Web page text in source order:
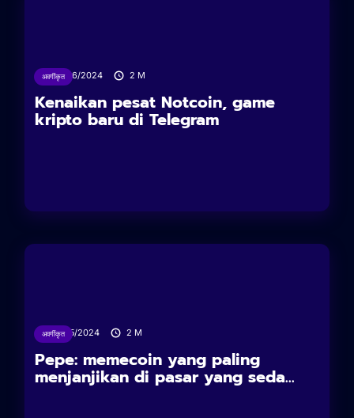
अवर्गीकृत07/06/2024 2 M
Kenaikan pesat Notcoin, game
kripto baru di Telegram
अवर्गीकृत17/05/2024 2 M
Pepe: memecoin yang paling
menjanjikan di pasar yang seda...